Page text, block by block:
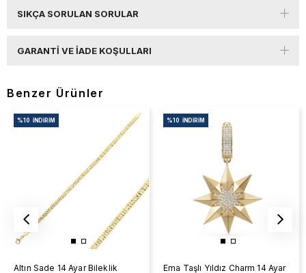
SIKÇA SORULAN SORULAR
GARANTI VE İADE KOŞULLARI
Benzer Ürünler
Altın Sade 14 Ayar Bileklik
%10 İNDIRIM
Ema Taşlı Yıldız Charm 14 Ayar
%10 İNDIRIM